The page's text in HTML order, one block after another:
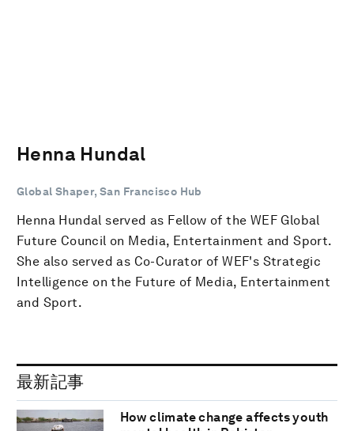
Henna Hundal
Global Shaper, San Francisco Hub
Henna Hundal served as Fellow of the WEF Global
Future Council on Media, Entertainment and Sport.
She also served as Co-Curator of WEF's Strategic
Intelligence on the Future of Media, Entertainment
and Sport.
最新記事
How climate change affects youth